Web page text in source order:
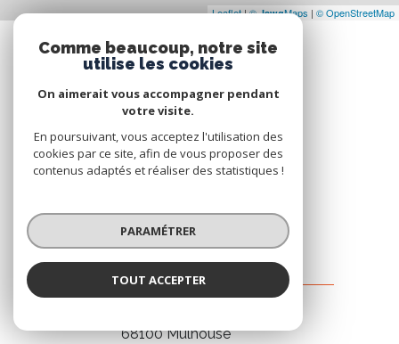
Leaflet|©JawgMaps | © OpenStreetMap
AFIM IMMOBILIER
68100Mulhouse
Comme beaucoup, notre site
utilise les cookies
On aimerait vous accompagner pendant
votre visite.
En poursuivant, vous acceptez l'utilisation des
cookies par ce site, afin de vous proposer des
contenus adaptés et réaliser des statistiques !
PARAMÉTRER
TOUT ACCEPTER